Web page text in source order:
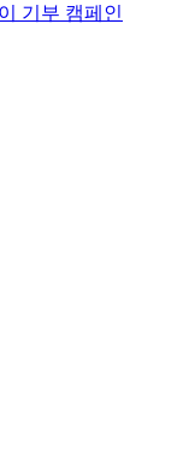
기부 캠페인